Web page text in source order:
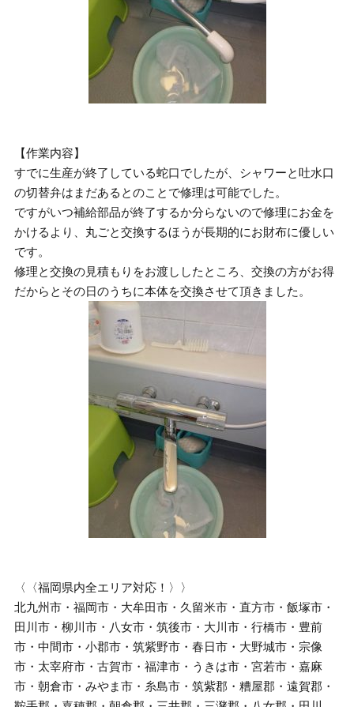
【作業内容】
すでに生産が終了している蛇口でしたが、シャワーと吐水口
の切替弁はまだあるとのことで修理は可能でした。
ですがいつ補給部品が終了するか分らないので修理にお金を
かけるより、丸ごと交換するほうが長期的にお財布に優しい
です。
修理と交換の見積もりをお渡ししたところ、交換の方がお得
だからとその日のうちに本体を交換させて頂きました。
〈〈福岡県内全エリア対応！〉〉
北九州市・福岡市・大牟田市・久留米市・直方市・飯塚市・
田川市・柳川市・八女市・筑後市・大川市・行橋市・豊前
市・中間市・小郡市・筑紫野市・春日市・大野城市・宗像
市・太宰府市・古賀市・福津市・うきは市・宮若市・嘉麻
市・朝倉市・みやま市・糸島市・筑紫郡・糟屋郡・遠賀郡・